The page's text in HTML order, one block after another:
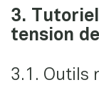
3.
tension
3.1. Outils